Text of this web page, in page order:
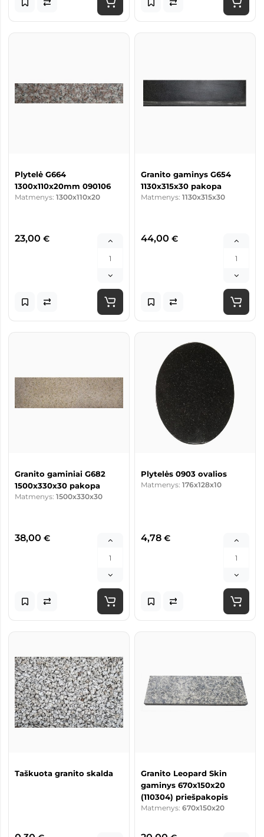
Plytelė G664
1300x110x20mm 090106
Matmenys: 1300x110x20
23,00 €
Granito gaminys G654
1130x315x30 pakopa
Matmenys: 1130x315x30
44,00 €
Granito gaminiai G682
1500x330x30 pakopa
Matmenys: 1500x330x30
38,00 €
Plytelės 0903 ovalios
Matmenys: 176x128x10
4,78 €
Taškuota granito skalda
Granito Leopard Skin
gaminys 670x150x20
(110304) priešpakopis
Matmenys: 670x150x20